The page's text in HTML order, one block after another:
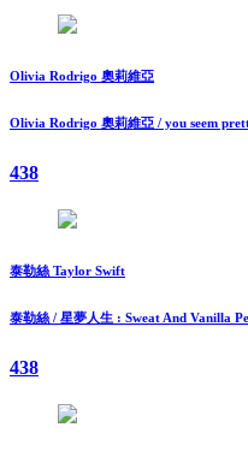
Olivia Rodrigo 奧莉維亞
Olivia Rodrigo 奧莉維亞 / you seem
438
泰勒絲 Taylor Swift
泰勒絲 / 星夢人生 : Sweat And Vanilla
438